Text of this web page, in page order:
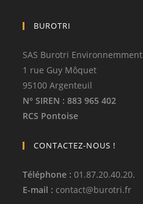
BUROTRI
SAS Burotri Environnemment
1 rue Guy Môquet
95100 Argenteuil
N° SIREN : 883 965 402
RCS Pontoise
CONTACTEZ-NOUS !
Téléphone :01.87.20.40.20.
E-mail : contact@burotri.fr